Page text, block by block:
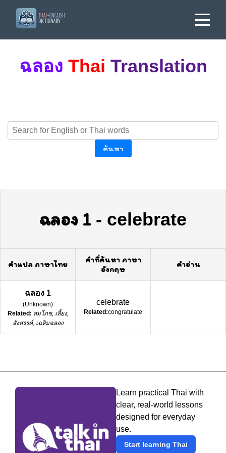
ฉลอง Thai Translation
ค้นหา
ฉลอง 1- celebrate
คำแปล ภาษาไทย
คำที่ค้นหา ภาษา
อังกฤษ
คำอ่าน
ฉลอง 1
(Unknown)
Related: สมโภช, เลี้ยง,
สังสรรค์, เฉลิมฉลอง
celebrate
Related:congratulate
Learn practical Thai with
clear, real-world lessons
designed for everyday
use.
Start learning Thai